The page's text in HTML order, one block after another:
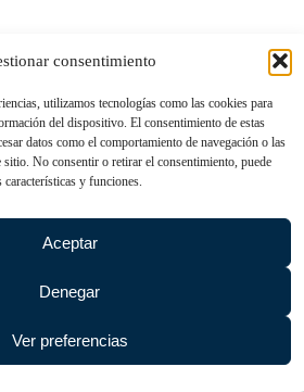
consentimiento
utilizamos tecnologías como las cookies para
del dispositivo. El consentimiento de estas
datos como el comportamiento de navegación o las
sitio. No consentir o retirar el consentimiento, puede
características y funciones.
Aceptar
Denegar
Ver preferencias